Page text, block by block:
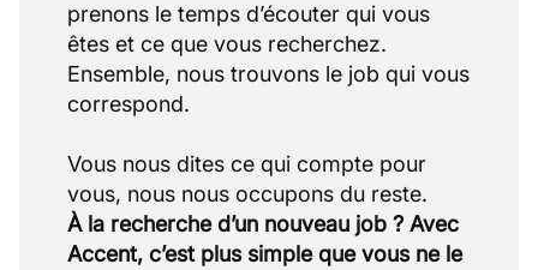
prenons le temps d’écouter qui vous
êtes et ce que vous recherchez.
Ensemble, nous trouvons le job qui vous
correspond.
Vous nous dites ce qui compte pour
À la recherche d’un nouveau job ? Avec
Accent, c’est plus simple que vous ne le